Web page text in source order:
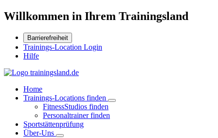
Willkommen in Ihrem Trainingsland
Barrierefreiheit
Trainings-Location Login
Hilfe
Home
Trainings-Locations finden
FitnessStudios finden
Personaltrainer finden
Sportstättenprüfung
Über-Uns